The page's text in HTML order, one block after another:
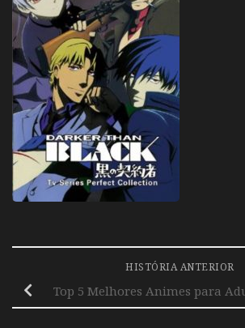
HISTÓRIA ANTERIOR
Top 5 Melhores Animes para